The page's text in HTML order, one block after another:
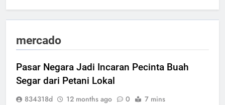
mercado
Pasar Negara Jadi Incaran Pecinta Buah
Segar dari Petani Lokal
834318d 12 months ago 0 7 mins